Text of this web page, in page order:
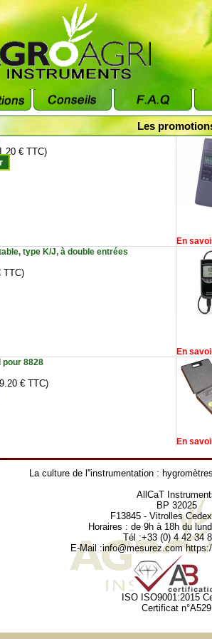
Les
€ TTC)
En
type K/J, à double entrées
TTC)
En
pour 8828
€ TTC)
En
La culture de l''instrumentation : hygromètres
AllCaT
BP 32025
F13845 - Vitrolles
Horaires : de 9h à 18h du
Tél :+33 (0) 4 42 34
E-Mail :info@mesurez.com
ISO ISO9001:2015
Certificat n°A529